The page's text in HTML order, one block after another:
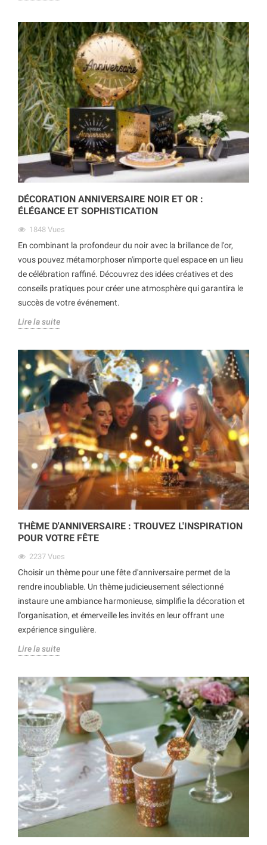
DÉCORATION ANNIVERSAIRE NOIR ET OR :
ÉLÉGANCE ET SOPHISTICATION
1848 Vues
En combinant la profondeur du noir avec la brillance de l'or,
vous pouvez métamorphoser n'importe quel espace en un lieu
de célébration raffiné. Découvrez des idées créatives et des
conseils pratiques pour créer une atmosphère qui garantira le
succès de votre événement.
Lire la suite
THÈME D'ANNIVERSAIRE : TROUVEZ L'INSPIRATION
POUR VOTRE FÊTE
2237 Vues
Choisir un thème pour une fête d'anniversaire permet de la
rendre inoubliable. Un thème judicieusement sélectionné
instaure une ambiance harmonieuse, simplifie la décoration et
l'organisation, et émerveille les invités en leur offrant une
expérience singulière.
Lire la suite